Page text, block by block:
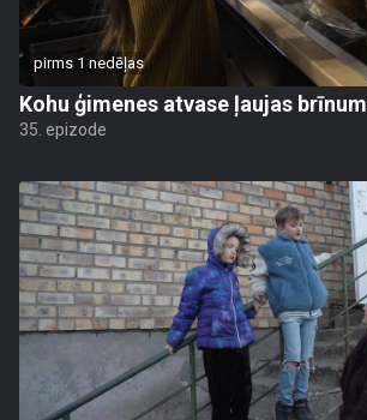
pirms 1 nedēļas
Kohu ģimenes atvase ļaujas
35. epizode